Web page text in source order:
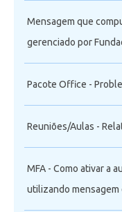
Mensagem que
gerenciado por
Pacote Office -
Reuniões/Aulas -
MFA - Como ativar a
utilizando mensagem